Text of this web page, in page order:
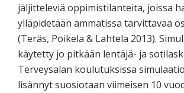
jäljitteleviä oppimistilanteita, joissa
ylläpidetään ammatissa tarvittavaa
(Teräs, Poikela & Lahtela 2013).
käytetty jo pitkään lentäjä- ja
Terveysalan koulutuksissa
lisännyt suosiotaan viimeisen 10